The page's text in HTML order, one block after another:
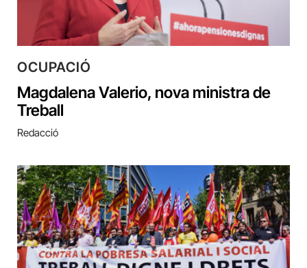
OCUPACIÓ
Magdalena Valerio, nova ministra de
Treball
Redacció